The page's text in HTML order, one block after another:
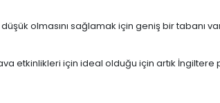
olmasını sağlamak için geniş bir tabanı
etkinlikleri için ideal olduğu için artık İngiltere